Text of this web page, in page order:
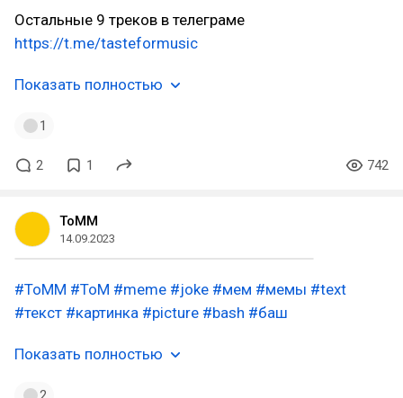
Остальные 9 треков в телеграме
https://t.me/tasteformusic
Показать полностью
1
2 1 742
ToMM
14.09.2023
#ToMM #ToM #meme #joke #мем #мемы #text
#текст #картинка #picture #bash #баш
Показать полностью